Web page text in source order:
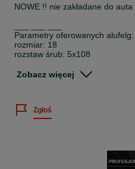
NOWE !! nie zakładane do
Parametry oferowanych alufelg:
rozmiar: 18
rozstaw śrub: 5x108
odsadzenie (ET): 50
uszkodzeń;
kolor: czarny + polerowane
Podana cena dotyczy 4 szt.
Istnieje możliwość zakupu
Zobacz więcej
Zgłoś